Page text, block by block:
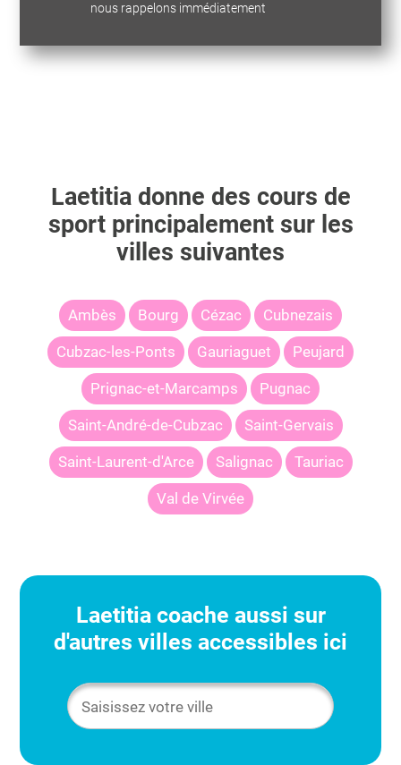
nous rappelons immédiatement
Laetitiadonne des cours de
sport principalement sur les
villes suivantes
Ambès Bourg Cézac Cubnezais
Cubzac-les-Ponts Gauriaguet Peujard
Prignac-et-Marcamps Pugnac
Saint-André-de-Cubzac Saint-Gervais
Saint-Laurent-d'Arce Salignac Tauriac
Val de Virvée
Laetitiacoache aussi sur
d'autres villes accessibles ici